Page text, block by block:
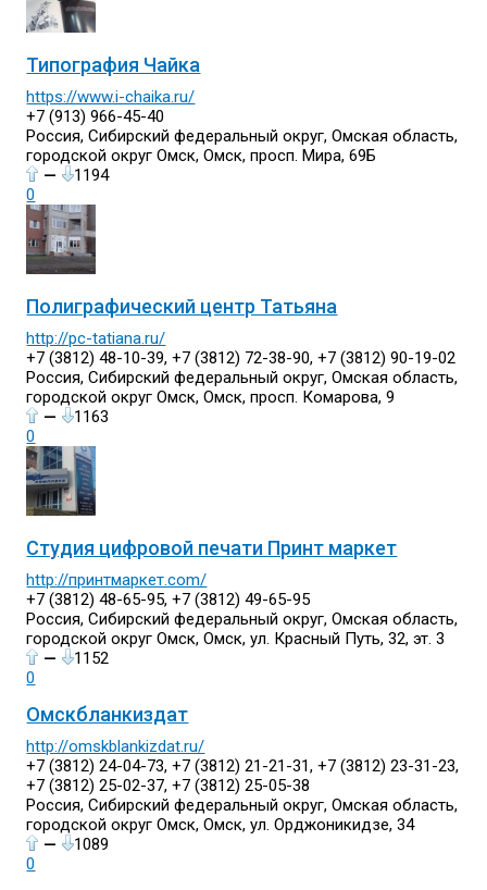
Типография Чайка
https://www.i-chaika.ru/
+7 (913) 966-45-40
Россия, Сибирский федеральный округ, Омская область,
городской округ Омск, Омск, просп. Мира, 69Б
—
1194
0
Полиграфический центр Татьяна
http://pc-tatiana.ru/
+7 (3812) 48-10-39, +7 (3812) 72-38-90, +7 (3812) 90-19-02
Россия, Сибирский федеральный округ, Омская область,
городской округ Омск, Омск, просп. Комарова, 9
—
1163
0
Студия цифровой печати Принт маркет
http://принтмаркет.com/
+7 (3812) 48-65-95, +7 (3812) 49-65-95
Россия, Сибирский федеральный округ, Омская область,
городской округ Омск, Омск, ул. Красный Путь, 32, эт. 3
—
1152
0
Омскбланкиздат
http://omskblankizdat.ru/
+7 (3812) 24-04-73, +7 (3812) 21-21-31, +7 (3812) 23-31-23,
+7 (3812) 25-02-37, +7 (3812) 25-05-38
Россия, Сибирский федеральный округ, Омская область,
городской округ Омск, Омск, ул. Орджоникидзе, 34
—
1089
0